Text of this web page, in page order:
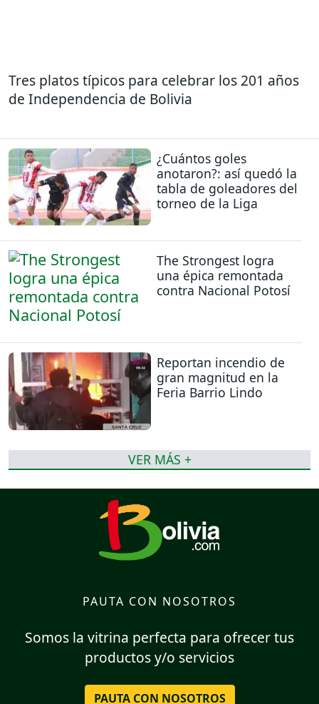
Tres platos típicos para celebrar los 201 años
de Independencia de Bolivia
¿Cuántos goles
anotaron?: así quedó la
tabla de goleadores del
torneo de la Liga
The Strongest logra
una épica remontada
contra Nacional Potosí
Reportan incendio de
gran magnitud en la
Feria Barrio Lindo
VER MÁS +
PAUTA CON NOSOTROS
Somos la vitrina perfecta para ofrecer tus
productos y/o servicios
PAUTA CON NOSOTROS